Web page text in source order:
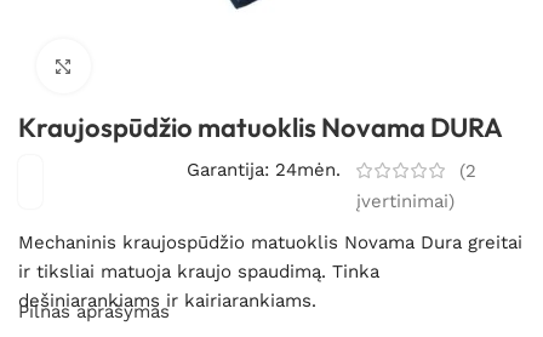
Kraujospūdžio matuoklis Novama DURA
Garantija: 24mėn. (2
įvertinimai)
Mechaninis kraujospūdžio matuoklis Novama Dura greitai
ir tiksliai matuoja kraujo spaudimą. Tinka
dešiniarankiams ir kairiarankiams.
Pilnas aprašymas